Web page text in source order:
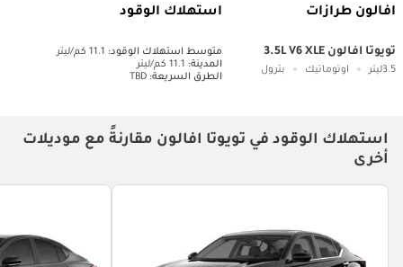
افالون طرازات استهلاك الوقود
تويوتا افالون 3.5L V6 XLE
3.5ليتر اوتوماتيك بترول
متوسط ​​استهلاك الوقود: 11.1 كم/ليتر
المدينة: 11.1 كم/ليتر
الطرق السريعة: TBD
استهلاك الوقود في تويوتا افالون مقارنةً مع موديلات
أخرى